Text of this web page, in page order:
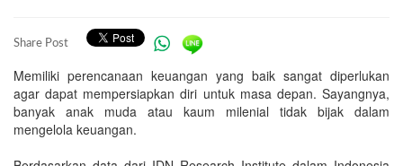
Share Post
Memiliki perencanaan keuangan yang baik sangat diperlukan
agar dapat mempersiapkan diri untuk masa depan. Sayangnya,
banyak anak muda atau kaum milenial tidak bijak dalam
mengelola keuangan.